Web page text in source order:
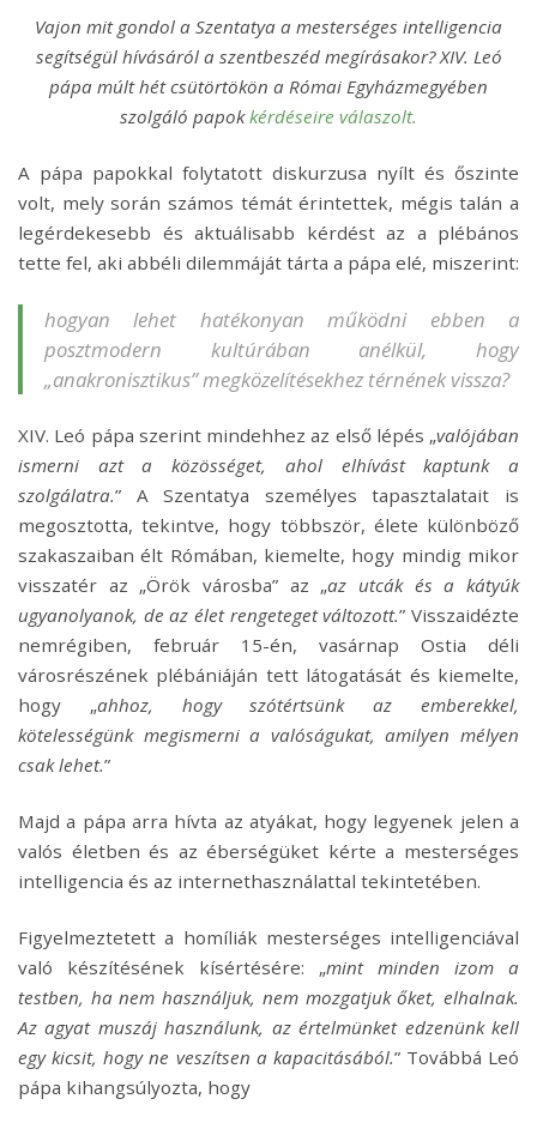
Vajon mit gondol a Szentatya a mesterséges intelligencia
segítségül hívásáról a szentbeszéd megírásakor? XIV. Leó
pápa múlt hét csütörtökön a Római Egyházmegyében
szolgáló papokkérdéseire válaszolt.
A pápa papokkal folytatott diskurzusa nyílt és őszinte
volt, mely során számos témát érintettek, mégis talán a
legérdekesebb és aktuálisabb kérdést az a plébános
tette fel, aki abbéli dilemmáját tárta a pápa elé, miszerint:
hogyan lehet hatékonyan működni ebben a
posztmodern kultúrában anélkül, hogy
„anakronisztikus” megközelítésekhez térnének vissza?
XIV. Leó pápa szerint mindehhez az első lépés „valójában
ismerni azt a közösséget, ahol elhívást kaptunk a
szolgálatra.” A Szentatya személyes tapasztalatait is
megosztotta, tekintve, hogy többször, élete különböző
szakaszaiban élt Rómában, kiemelte, hogy mindig mikor
visszatér az „Örök városba” az „az utcák és a kátyúk
ugyanolyanok, de az élet rengeteget változott.” Visszaidézte
nemrégiben, február 15-én, vasárnap Ostia déli
városrészének plébániáján tett látogatását és kiemelte,
hogy „ahhoz, hogy szótértsünk az emberekkel,
kötelességünk megismerni a valóságukat, amilyen mélyen
csak lehet.”
Majd a pápa arra hívta az atyákat, hogy legyenek jelen a
valós életben és az éberségüket kérte a mesterséges
intelligencia és az internethasználattal tekintetében.
Figyelmeztetett a homíliák mesterséges intelligenciával
való készítésének kísértésére: „mint minden izom a
testben, ha nem használjuk, nem mozgatjuk őket, elhalnak.
Az agyat muszáj használunk, az értelmünket edzenünk kell
egy kicsit, hogy ne veszítsen a kapacitásából.” Továbbá Leó
pápa kihangsúlyozta, hogy